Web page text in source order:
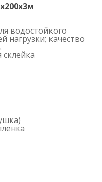
водостойкого
нагрузки; качество